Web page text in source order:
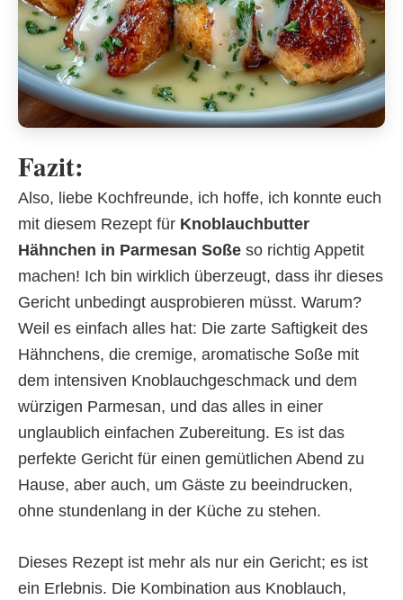
Fazit:
Also, liebe Kochfreunde, ich hoffe, ich konnte euch
mit diesem Rezept für Knoblauchbutter
Hähnchen in Parmesan Soße so richtig Appetit
machen! Ich bin wirklich überzeugt, dass ihr dieses
Gericht unbedingt ausprobieren müsst. Warum?
Weil es einfach alles hat: Die zarte Saftigkeit des
Hähnchens, die cremige, aromatische Soße mit
dem intensiven Knoblauchgeschmack und dem
würzigen Parmesan, und das alles in einer
unglaublich einfachen Zubereitung. Es ist das
perfekte Gericht für einen gemütlichen Abend zu
Hause, aber auch, um Gäste zu beeindrucken,
ohne stundenlang in der Küche zu stehen.
Dieses Rezept ist mehr als nur ein Gericht; es ist
ein Erlebnis. Die Kombination aus Knoblauch,